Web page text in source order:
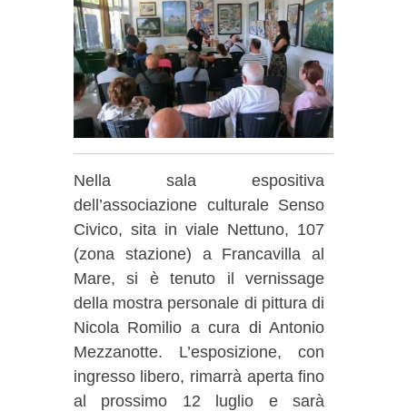
Nella sala espositiva
dell’associazione culturale Senso
Civico, sita in viale Nettuno, 107
(zona stazione) a Francavilla al
Mare, si è tenuto il vernissage
della mostra personale di pittura di
Nicola Romilio a cura di Antonio
Mezzanotte. L’esposizione, con
ingresso libero, rimarrà aperta fino
al prossimo 12 luglio e sarà